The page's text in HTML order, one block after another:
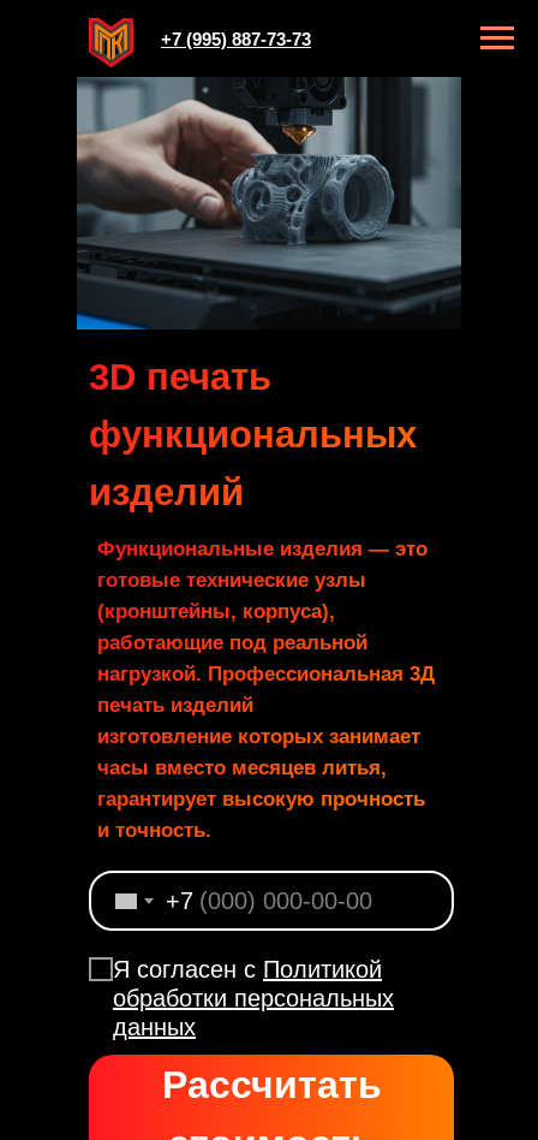
+7 (995) 887-73-73
+7
Я согласен с Политикой
обработки персональных
данных
.
Функциональные изделия — это
готовые технические узлы
(кронштейны, корпуса),
работающие под реальной
нагрузкой. Профессиональная 3Д
печать изделий
изготовление которых занимает
часы вместо месяцев литья,
гарантирует высокую прочность
и точность.
3D печать
функциональных
изделий
Рассчитать